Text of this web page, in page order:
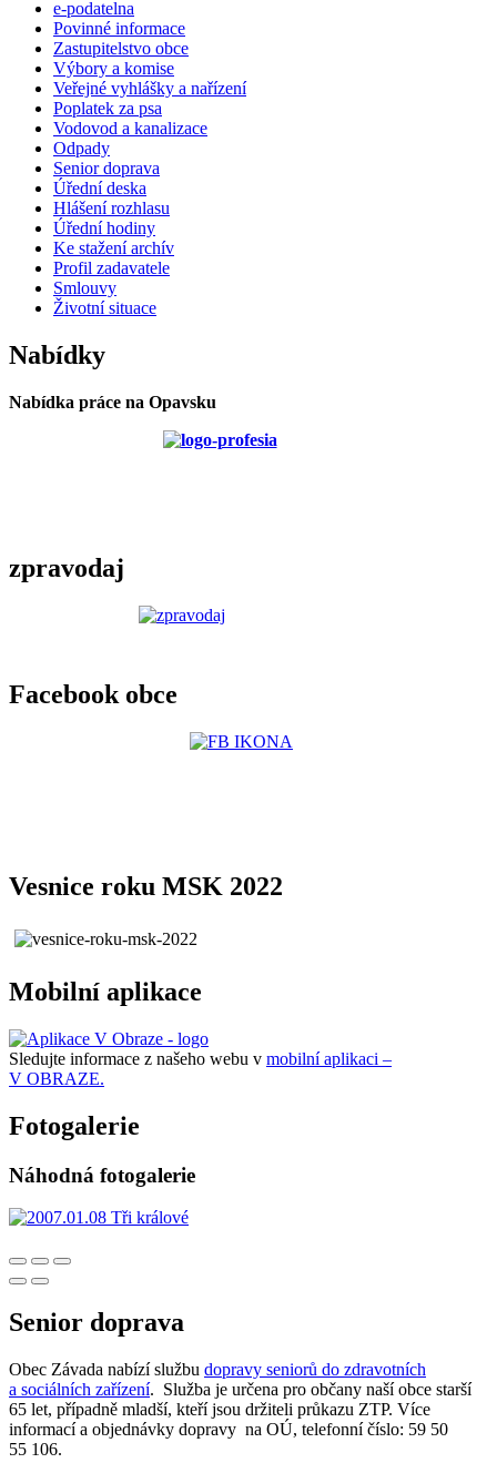
e-podatelna
Povinné informace
Zastupitelstvo obce
Výbory a komise
Veřejné vyhlášky a nařízení
Poplatek za psa
Vodovod a kanalizace
Odpady
Senior doprava
Úřední deska
Hlášení rozhlasu
Úřední hodiny
Ke stažení archív
Profil zadavatele
Smlouvy
Životní situace
Nabídky
Nabídka práce na Opavsku
zpravodaj
Facebook obce
Vesnice roku MSK 2022
Mobilní aplikace
Sledujte informace z našeho webu v mobilní aplikaci –
V OBRAZE.
Fotogalerie
Náhodná fotogalerie
Senior doprava
Obec Závada nabízí službu dopravy seniorů do zdravotních
a sociálních zařízení. Služba je určena pro občany naší obce starší
65 let, případně mladší, kteří jsou držiteli průkazu ZTP. Více
informací a objednávky dopravy na OÚ, telefonní číslo: 59 50
55 106.